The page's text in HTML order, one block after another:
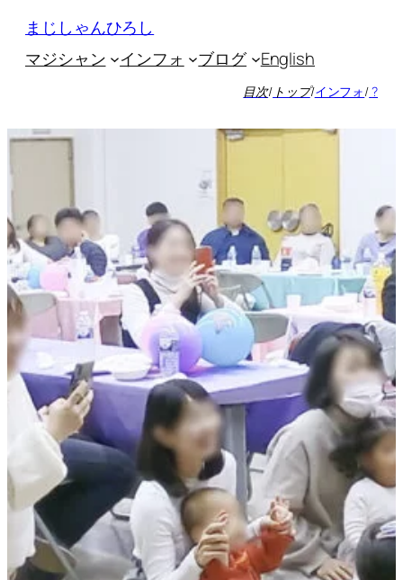
ッ
まじしゃんひろし
マジシャン
インフォ ブログ English
目次/ トップ/インフォ/?